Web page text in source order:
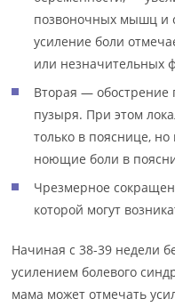
позвоночных мышц и
усиление боли
или незначительных
Вторая — обострение
пузыря. При этом
только в пояснице,
ноющие боли в
Чрезмерное
которой могут
Начиная с 38-39 недели
усилением болевого
мама может отмечать